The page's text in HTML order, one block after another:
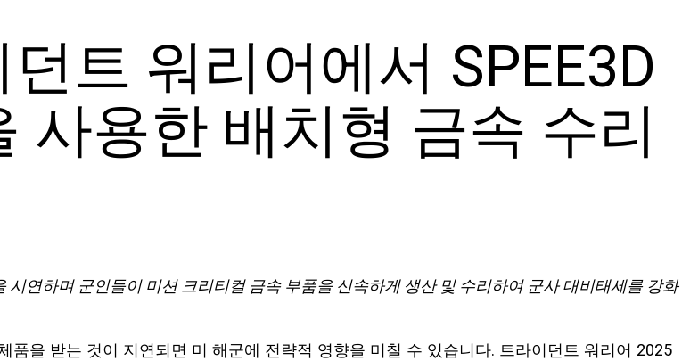
트 워리어에서 SPEE3D
사용한 배치형 금속 수리
시연하며 군인들이 미션 크리티컬 금속 부품을 신속하게 생산 및 수리하여 군사 대비태세를 강화
을 받는 것이 지연되면 미 해군에 전략적 영향을 미칠 수 있습니다. 트라이던트 워리어 2025